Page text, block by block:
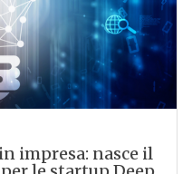
impresa: nasce il